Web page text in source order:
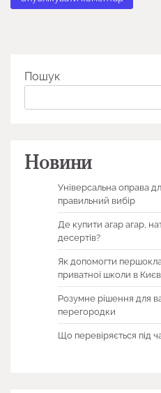
Пошук
Новини
Універсальна оправа
правильний вибір
Де купити агар агар,
десертів?
Як допомогти
приватної школи в
Розумне рішення для
перегородки
Що перевіряється під